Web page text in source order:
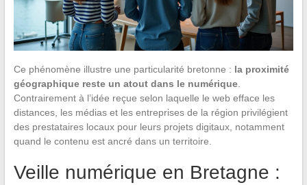
Ce phénomène illustre une particularité bretonne : la proximité
géographique reste un atout dans le numérique.
Contrairement à l’idée reçue selon laquelle le web efface les
distances, les médias et les entreprises de la région privilégient
des prestataires locaux pour leurs projets digitaux, notamment
quand le contenu est ancré dans un territoire.
Veille numérique en Bretagne :